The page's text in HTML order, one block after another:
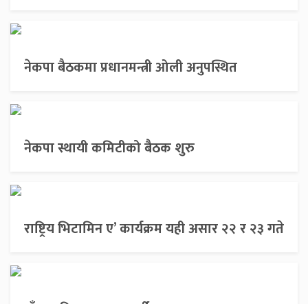
नेकपा बैठकमा प्रधानमन्त्री ओली अनुपस्थित
नेकपा स्थायी कमिटीको बैठक शुरु
राष्ट्रिय भिटामिन ए’ कार्यक्रम यही असार २२ र २३ गते